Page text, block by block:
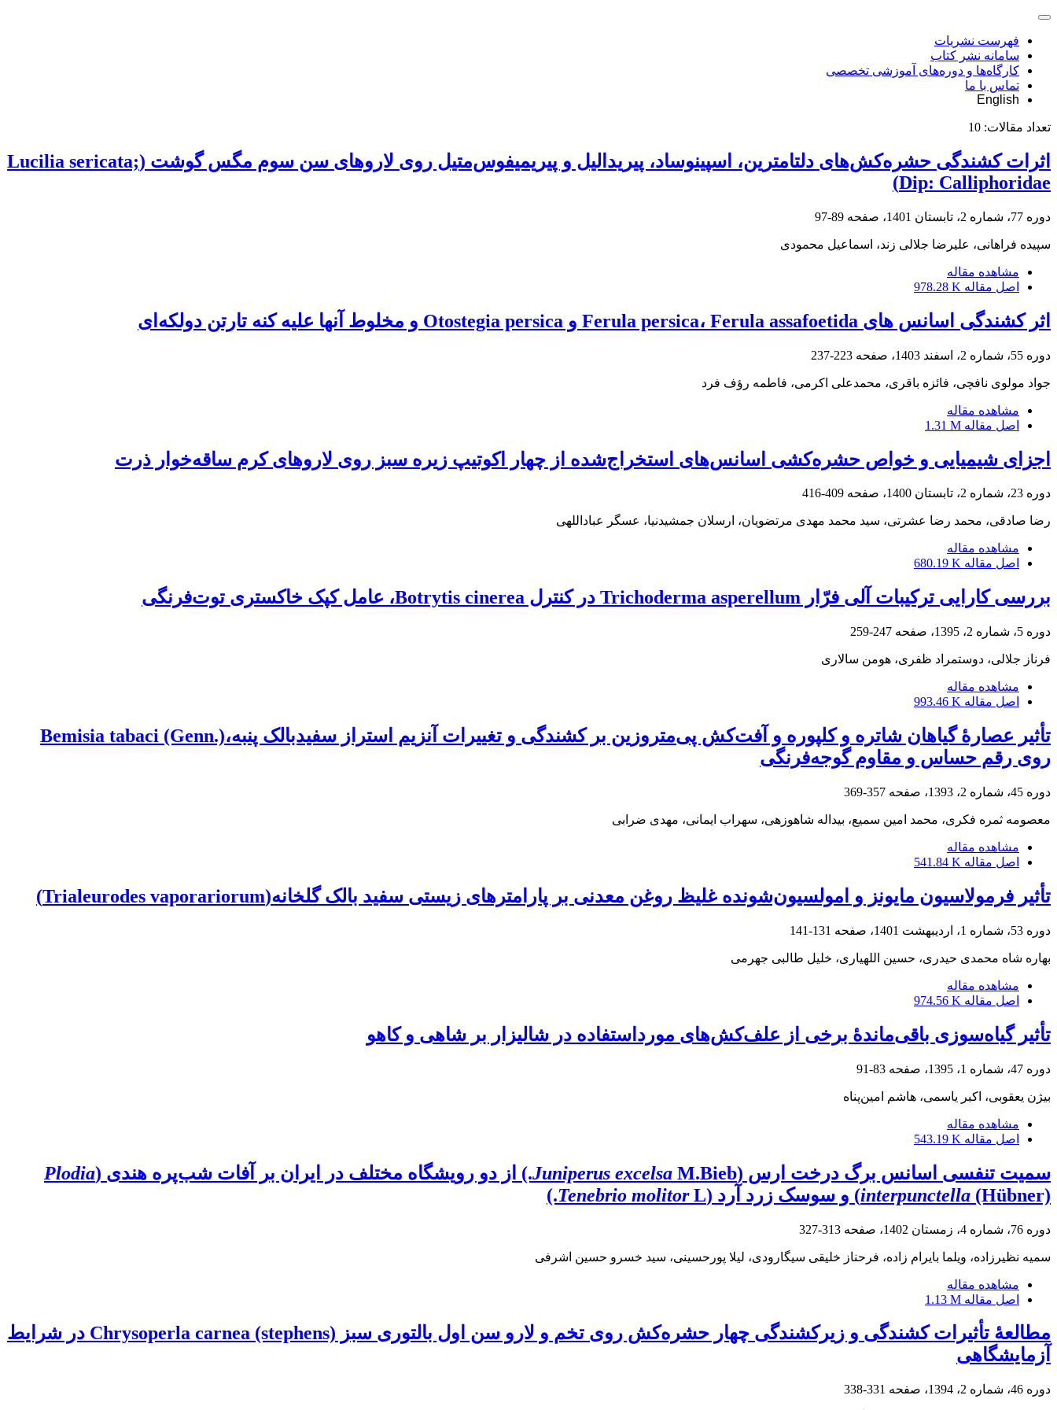
فهرست نشریات
سامانه نشر کتاب
کارگاه‌ها و دوره‌های آموزشی تخصصی
تماس با ما
English
تعداد مقالات: 10
اثرات کشندگی حشره‌کش‌های دلتامترین، اسپینوساد، پیریدالیل و پیریمیفوس‌متیل روی لاروهای سن سوم مگس گوشت (Lucilia sericata;
Dip: Calliphoridae)
دوره 77، شماره 2، تابستان 1401، صفحه 89-97
سپیده فراهانی، علیرضا جلالی زند، اسماعیل محمودی
مشاهده مقاله
اصل مقاله 978.28 K
اثر کشندگی اسانس ‌های Ferula persica، Ferula assafoetida و Otostegia persica و مخلوط آنها علیه کنه تارتن دولکه‌ای
دوره 55، شماره 2، اسفند 1403، صفحه 223-237
جواد مولوی نافچی، فائزه باقری، محمدعلی اکرمی، فاطمه رؤف فرد
مشاهده مقاله
اصل مقاله 1.31 M
اجزای شیمیایی و خواص حشره‌کشی اسانس‌های استخراج‌شده از چهار اکوتیپ زیره سبز روی لاروهای کرم ساقه‌خوار ذرت
دوره 23، شماره 2، تابستان 1400، صفحه 409-416
رضا صادقی، محمد رضا عشرتی، سید محمد مهدی مرتضویان، ارسلان جمشیدنیا، عسگر عباداللهی
مشاهده مقاله
اصل مقاله 680.19 K
بررسی کارایی ترکیبات آلی فرّار Trichoderma asperellum در کنترل Botrytis cinerea، عامل کپک خاکستری توت‌فرنگی
دوره 5، شماره 2، 1395، صفحه 247-259
فرناز جلالی، دوستمراد ظفری، هومن سالاری
مشاهده مقاله
اصل مقاله 993.46 K
تأثیر عصارۀ گیاهان شاتره و کلپوره و آفت‌کش پی‌متروزین بر کشندگی و تغییرات آنزیم استراز سفیدبالک پنبه،Bemisia tabaci (Genn.)
روی رقم حساس و مقاوم گوجه‌فرنگی
دوره 45، شماره 2، 1393، صفحه 357-369
معصومه ثمره فکری، محمد امین سمیع، بیداله شاهوزهی، سهراب ایمانی، مهدی ضرابی
مشاهده مقاله
اصل مقاله 541.84 K
تأثیر فرمولاسیون مایونز و امولسیون‌شونده غلیظ روغن معدنی بر پارامترهای زیستی سفید بالک گلخانه(Trialeurodes vaporariorum)
دوره 53، شماره 1، اردیبهشت 1401، صفحه 131-141
بهاره شاه محمدی حیدری، حسین اللهیاری، خلیل طالبی جهرمی
مشاهده مقاله
اصل مقاله 974.56 K
تأثیر گیاه‌سوزی باقی‌ماندۀ برخی از علف‌کش‌های مورداستفاده در شالیزار بر شاهی و کاهو
دوره 47، شماره 1، 1395، صفحه 83-91
بیژن یعقوبی، اکبر یاسمی، هاشم امین‌پناه
مشاهده مقاله
اصل مقاله 543.19 K
سمیت تنفسی اسانس برگ درخت ارس ( Juniperus excelsa M.Bieb.) از دو رویشگاه مختلف در ایران بر آفات شب‌پره‌ هندی (
Plodia
interpunctella (Hübner)) و سوسک زرد آرد ( Tenebrio molitorL.)
دوره 76، شماره 4، زمستان 1402، صفحه 313-327
سمیه نظیرزاده، ویلما بایرام زاده، فرحناز خلیقی سیگارودی، لیلا پورحسینی، سید خسرو حسین اشرفی
مشاهده مقاله
اصل مقاله 1.13 M
مطالعۀ تأثیرات کشندگی و زیرکشندگی چهار حشره‌کش روی تخم و لارو سن اول بالتوری سبز Chrysoperla carnea (stephens) در شرایط
آزمایشگاهی
دوره 46، شماره 2، 1394، صفحه 331-338